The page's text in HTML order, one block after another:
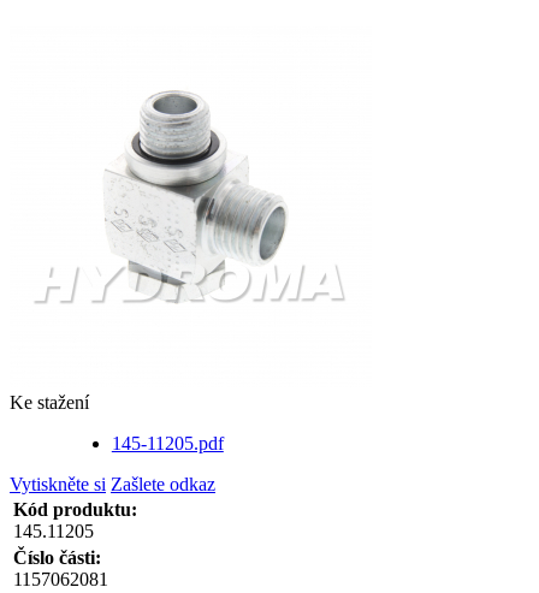
Ke stažení
145-11205.pdf
Vytiskněte si Zašlete odkaz
Kód produktu:
145.11205
Číslo části:
1157062081